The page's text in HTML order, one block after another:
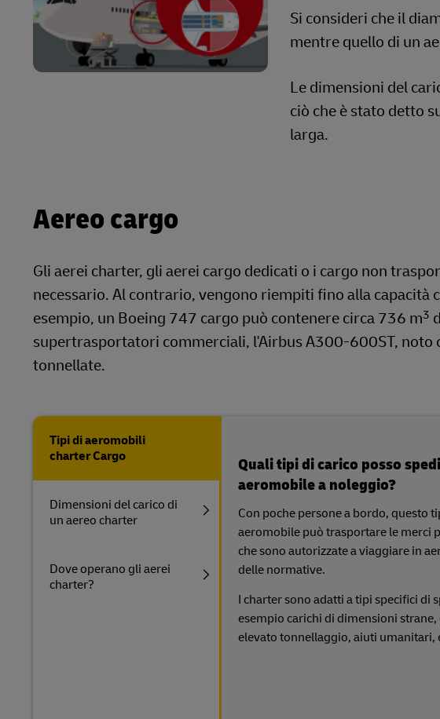
Si consideri che il
mentre quello di un
Le dimensioni del
ciò che è stato detto
larga.
Aereo cargo
Gli aerei charter, gli aerei cargo dedicati o i cargo non
necessario. Al contrario, vengono riempiti fino alla capacità
esempio, un Boeing 747 cargo può contenere circa 736 m3
supertrasportatori commerciali, l'Airbus A300-600ST, noto
tonnellate.
Tipi di aeromobili
charter Cargo
Dimensioni del carico di
un aereo charter
Dove operano gli aerei
charter?
Quali tipi di carico posso
aeromobile a noleggio?
Con poche persone a bordo, questo
aeromobile può trasportare le merci
che sono autorizzate a viaggiare in
delle normative.
I charter sono adatti a tipi specifici di
esempio carichi di dimensioni
elevato tonnellaggio, aiuti umanitari,